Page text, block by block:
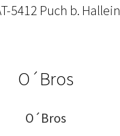
5412 Puch b. Hallein
O´Bros
O´Bros